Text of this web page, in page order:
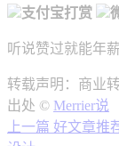
支付宝打赏
听说赞过就能年
转载声明：商业
出处 © Merrier说
上一篇 好文章推